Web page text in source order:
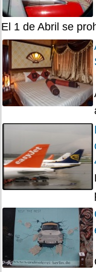
El 1 de Abril se